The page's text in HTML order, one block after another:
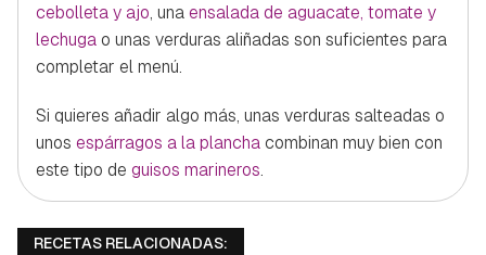
cebolleta y ajo, unaensalada de aguacate, tomate y
lechugao unas verduras aliñadas son suficientes para
completar el menú.
Si quieres añadir algo más, unas verduras salteadas o
unos espárragos a la planchacombinan muy bien con
este tipo de guisos marineros.
RECETAS RELACIONADAS: